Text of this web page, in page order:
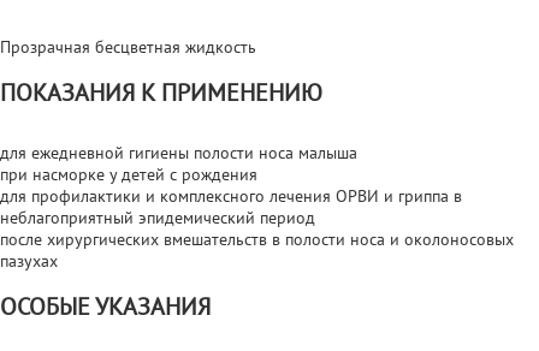
Прозрачная бесцветная жидкость
ПОКАЗАНИЯ К ПРИМЕНЕНИЮ
для ежедневной гигиены полости носа малыша
при насморке у детей с рождения
для профилактики и комплексного лечения ОРВИ и гриппа в
неблагоприятный эпидемический период
после хирургических вмешательств в полости носа и околоносовых
пазухах
ОСОБЫЕ УКАЗАНИЯ